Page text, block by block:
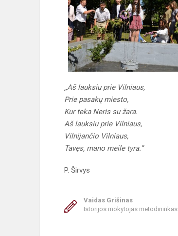
,,Aš lauksiu prie Vilniaus,
Prie pasakų miesto,
Kur teka Neris su žara.
Aš lauksiu prie Vilniaus,
Vilnijančio Vilniaus,
Tavęs, mano meile tyra.“
P. Širvys
Vaidas Grišinas
Istorijos mokytojas metodininkas